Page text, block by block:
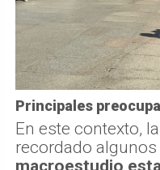
Principales
En este contexto,
recordado algunos
macroestudio